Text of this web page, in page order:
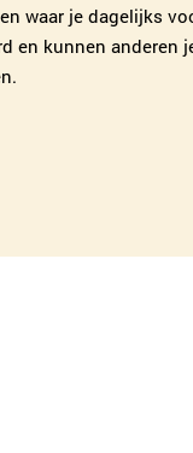
waar je dagelijks
en kunnen anderen